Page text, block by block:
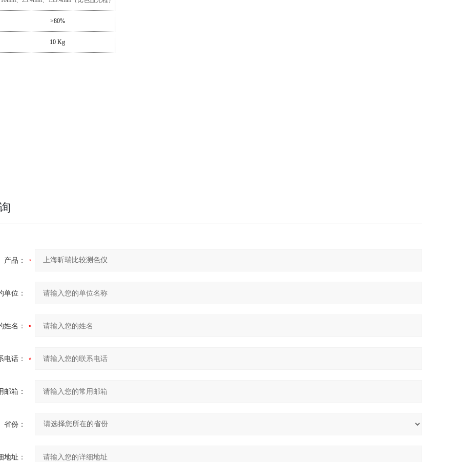
>80%
10 Kg
产品：
单位：
姓名：
电话：
邮箱：
省份：
地址：